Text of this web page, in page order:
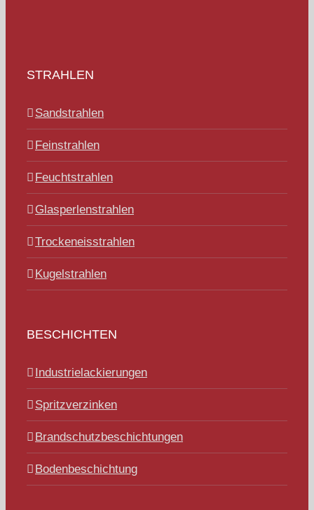
STRAHLEN
Sandstrahlen
Feinstrahlen
Feuchtstrahlen
Glasperlenstrahlen
Trockeneisstrahlen
Kugelstrahlen
BESCHICHTEN
Industrielackierungen
Spritzverzinken
Brandschutzbeschichtungen
Bodenbeschichtung